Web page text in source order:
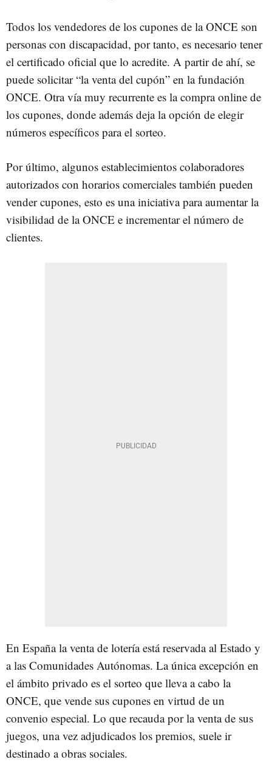
Todos los vendedores de los cupones de la ONCE son
personas con discapacidad, por tanto, es necesario tener
el certificado oficial que lo acredite. A partir de ahí, se
puede solicitar “la venta del cupón” en la fundación
ONCE. Otra vía muy recurrente es la compra online de
los cupones, donde además deja la opción de elegir
números específicos para el sorteo.
Por último, algunos establecimientos colaboradores
autorizados con horarios comerciales también pueden
vender cupones, esto es una iniciativa para aumentar la
visibilidad de la ONCE e incrementar el número de
clientes.
En España la venta de lotería está reservada al Estado y
a las Comunidades Autónomas. La única excepción en
el ámbito privado es el sorteo que lleva a cabo la
ONCE, que vende sus cupones en virtud de un
convenio especial. Lo que recauda por la venta de sus
juegos, una vez adjudicados los premios, suele ir
destinado a obras sociales.